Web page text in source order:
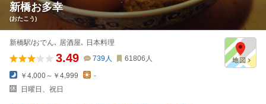
新橋お多幸
(おたこう)
新橋駅/おでん､ 居酒屋､ 日本料理
3.49 739人 61806 人
￥4,000～￥4,999
-
日曜日、祝日